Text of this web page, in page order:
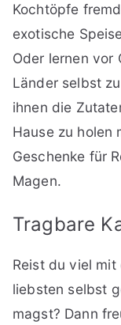
Kochtöpfe
exotische
Oder lernen vor
Länder selbst
ihnen die
Hause zu holen
Geschenke für
Magen.
Tragbare
Reist du viel
liebsten selbst
magst? Dann